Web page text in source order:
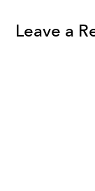
Leave a